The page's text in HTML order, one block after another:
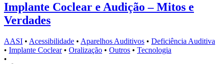
Implante Coclear e Audição – Mitos e
Verdades
AASI • Acessibilidade • Aparelhos Auditivos • Deficiência Auditiva
• Implante Coclear • Oralização • Outros • Tecnologia
•